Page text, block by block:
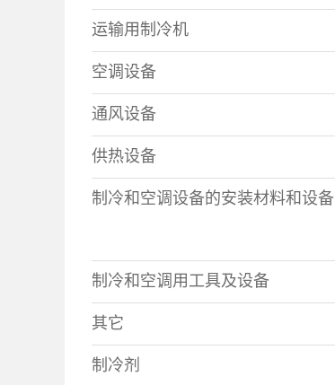
运输用制冷机
空调设备
通风设备
供热设备
制冷和空调设备的安装材料和设备
制冷和空调用工具及设备
其它
制冷剂